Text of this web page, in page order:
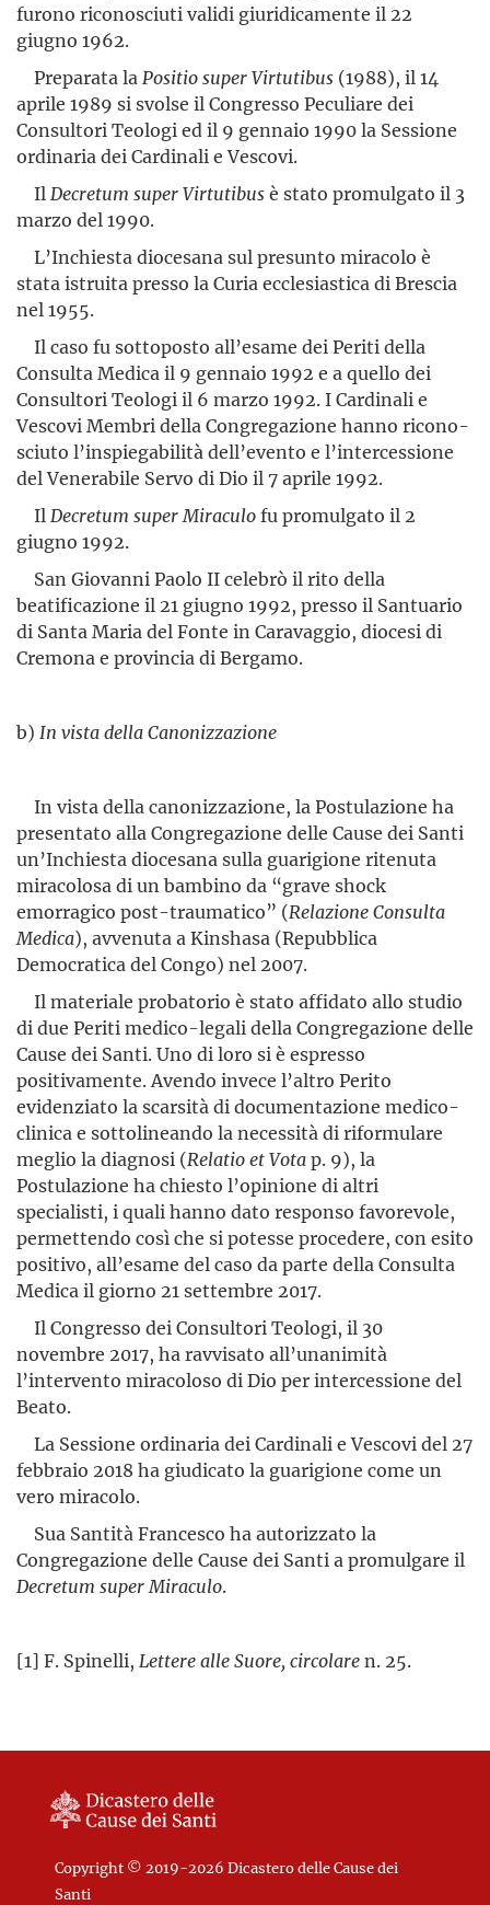
furono riconosciuti validi giuridi­camente il 22
giugno 1962.
Preparata la Positio super Virtutibus (1988), il 14
aprile 1989 si svolse il Congresso Peculiare dei
Consultori Teologi ed il 9 gennaio 1990 la Sessione
ordinaria dei Cardinali e Vescovi.
Il Decretum super Virtutibusè stato promulgato il 3
marzo del 1990.
L’Inchiesta diocesana sul presunto miracolo è
stata istruita presso la Curia ecclesiastica di Brescia
nel 1955.
Il caso fu sottoposto all’esame dei Periti della
Consulta Medica il 9 gennaio 1992 e a quello dei
Consultori Teologi il 6 marzo 1992. I Cardinali e
Vescovi Membri della Congregazione hanno ricono­
sciuto l’inspiegabilità dell’evento e l’intercessione
del Venerabile Servo di Dio il 7 aprile 1992.
Il Decretum super Miraculofu promulgato il 2
giugno 1992.
San Giovanni Paolo II celebrò il rito della
beatificazione il 21 giugno 1992, presso il Santuario
di Santa Maria del Fonte in Caravaggio, diocesi di
Cremona e provincia di Bergamo.
b) In vista della Canonizzazione
In vista della canonizzazione, la Postulazione ha
presentato alla Congregazione delle Cause dei Santi
un’Inchiesta diocesana sulla guarigione ritenuta
miracolosa di un bambino da “grave shock
emorragico post-traumatico” (Relazione Consulta
Medica), avvenuta a Kinshasa (Repubblica
Democratica del Congo) nel 2007.
Il materiale probatorio è stato affidato allo studio
di due Periti medico-legali della Congregazione delle
Cause dei Santi. Uno di loro si è espresso
positivamente. Avendo invece l’altro Perito
evidenziato la scarsità di documentazione medico-
clinica e sottolineando la necessità di riformulare
meglio la diagnosi (Relatio et Votap. 9), la
Postulazione ha chiesto l’opinione di altri
specialisti, i quali hanno dato responso favorevole,
permettendo così che si potesse procedere, con esito
positivo, all’esame del caso da parte della Consulta
Medica il giorno 21 settembre 2017.
Il Congresso dei Consultori Teologi, il 30
novembre 2017, ha rav­vi­sato all’unanimità
l’intervento miracoloso di Dio per inter­cessione del
Beato.
La Sessione ordinaria dei Cardinali e Vescovi del 27
febbraio 2018 ha giudicato la guarigione come un
vero miracolo.
Sua Santità Francesco ha autorizzato la
Congregazione delle Cause dei Santi a promulgare il
Decretum super Miraculo.
[1] F. Spinelli, Lettere alle Suore, circolaren. 25.
Copyright © 2019-2026 Dicastero delle Cause dei
Santi